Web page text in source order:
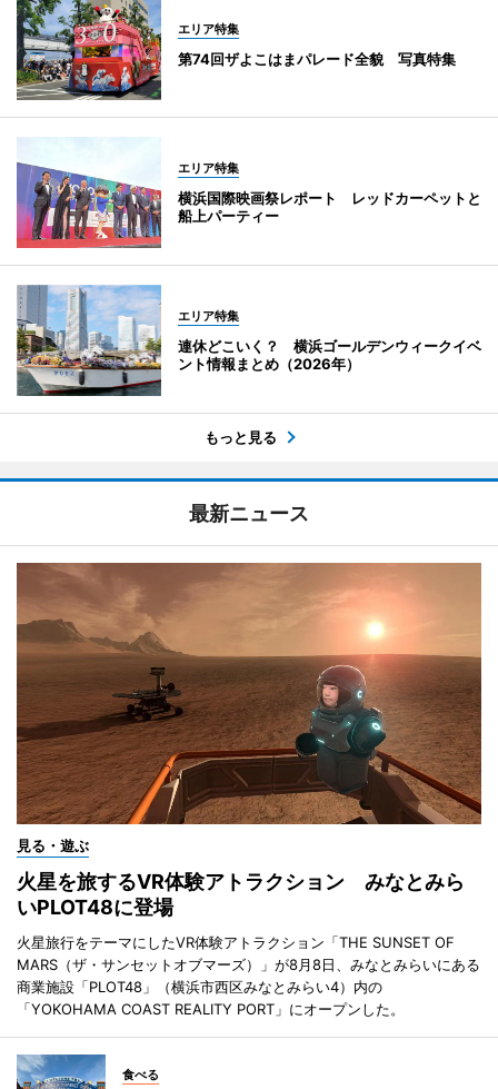
エリア特集
第74回ザよこはまパレード全貌 写真特集
エリア特集
横浜国際映画祭レポート レッドカーペットと
船上パーティー
エリア特集
連休どこいく？ 横浜ゴールデンウィークイベ
ント情報まとめ（2026年）
もっと見る
最新ニュース
見る・遊ぶ
火星を旅するVR体験アトラクション みなとみら
いPLOT48に登場
火星旅行をテーマにしたVR体験アトラクション「THE SUNSET OF
MARS（ザ・サンセットオブマーズ）」が8月8日、みなとみらいにある
商業施設「PLOT48」（横浜市西区みなとみらい4）内の
「YOKOHAMA COAST REALITY PORT」にオープンした。
食べる